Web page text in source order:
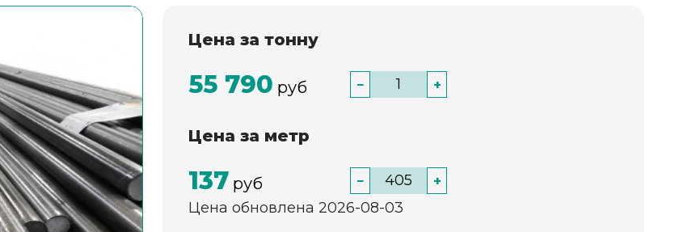
Цена за тонну
55 790 руб − +
Цена за метр
137 руб − +
Цена обновлена 2026-08-03